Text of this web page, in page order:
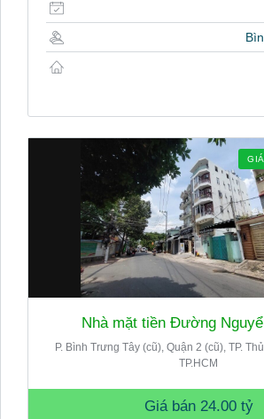
Nhà mặt tiền Đường
P. Bình Trưng Tây (cũ), Quận 2 (cũ), TP.
TP.HCM
Giá bán 24.00 tỷ